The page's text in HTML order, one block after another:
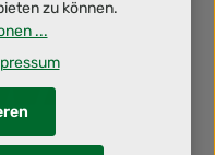
zu können.
...